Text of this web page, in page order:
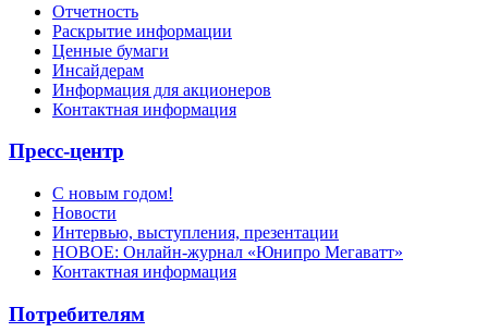
Отчетность
Раскрытие информации
Ценные бумаги
Инсайдерам
Информация для акционеров
Контактная информация
Пресс-центр
С новым годом!
Новости
Интервью, выступления, презентации
НОВОЕ: Онлайн-журнал «Юнипро Мегаватт»
Контактная информация
Потребителям